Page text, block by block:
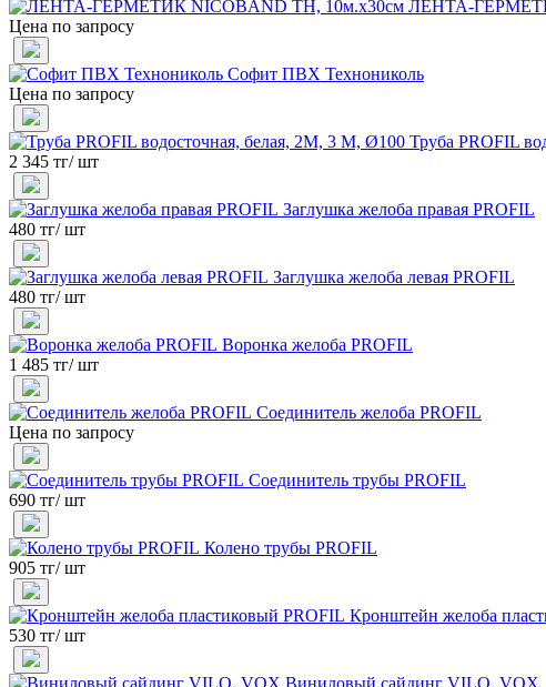
ЛЕНТА-
Цена по запросу
Софит ПВХ Технониколь
Цена по запросу
Труба PROFIL
2 345 тг/ шт
Заглушка желоба правая PROFIL
480 тг/ шт
Заглушка желоба левая PROFIL
480 тг/ шт
Воронка желоба PROFIL
1 485 тг/ шт
Соединитель желоба PROFIL
Цена по запросу
Соединитель трубы PROFIL
690 тг/ шт
Колено трубы PROFIL
905 тг/ шт
Кронштейн желоба
530 тг/ шт
Виниловый сайдинг VILO, VOX